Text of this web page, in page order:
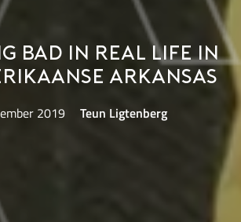
Bad in real life in
Arkansas
2019 Teun Ligtenberg